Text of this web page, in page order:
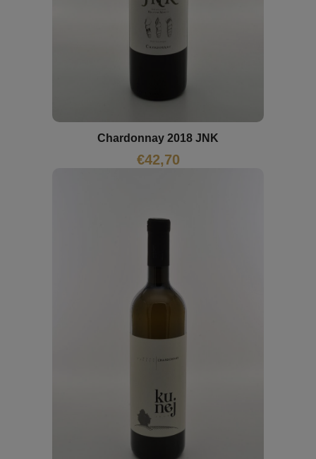
Chardonnay 2018 JNK
€42,70